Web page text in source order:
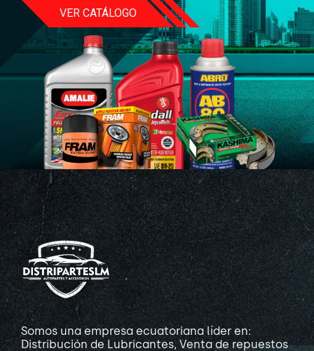
VER CATÁLOGO
Somos una empresa ecuatoriana líder en:
Distribución de Lubricantes, Venta de repuestos